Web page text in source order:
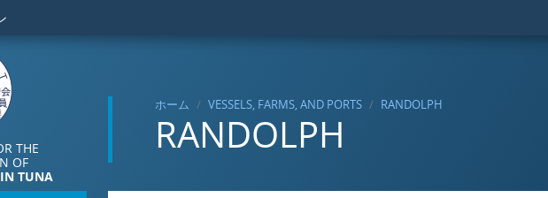
THE
OF
TUNA
ホーム VESSELS, FARMS, AND PORTS RANDOLPH
RANDOLPH